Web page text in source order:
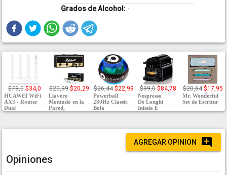
Grados de Alcohol: -
$79,0 $34,0
HUAWEI WiFi
AX3 - Router
Dual
$20,99 $20,29
Llavero
Montado en la
Pared,
$26,44 $22,99
Powerball
280Hz Classic
Bola
$99,0 $84,78
Nespresso
De'Longhi
Inissia E
$20,64 $17,95
Mr. Wonderful
Set de Escritur
AGREGAR OPINION
Opiniones